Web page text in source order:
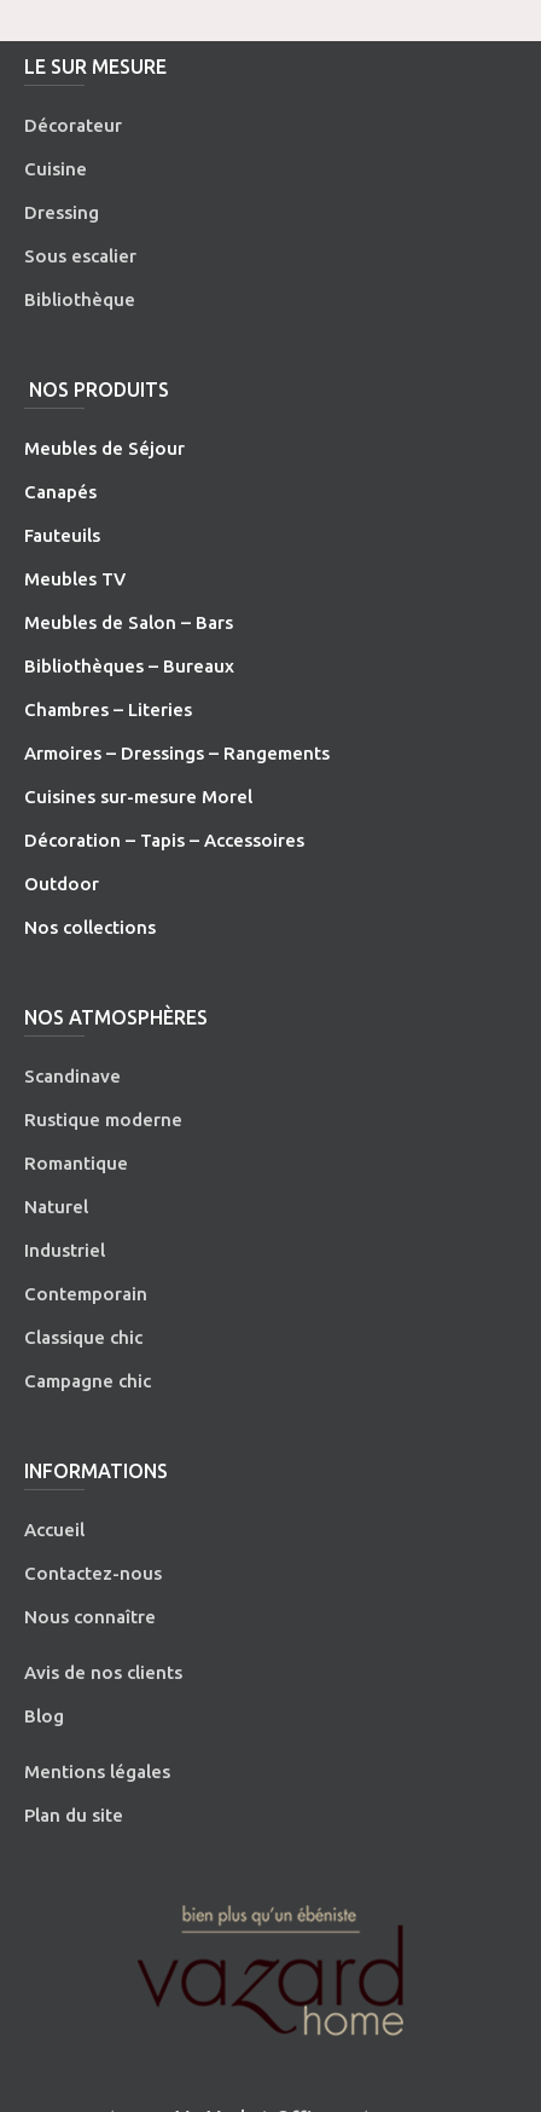
LE SUR MESURE
Décorateur
Cuisine
Dressing
Sous escalier
Bibliothèque
NOS PRODUITS
Meubles de Séjour
Canapés
Fauteuils
Meubles TV
Meubles de Salon – Bars
Bibliothèques – Bureaux
Chambres – Literies
Armoires – Dressings – Rangements
Cuisines sur-mesure Morel
Décoration – Tapis – Accessoires
Outdoor
Nos collections
NOS ATMOSPHÈRES
Scandinave
Rustique moderne
Romantique
Naturel
Industriel
Contemporain
Classique chic
Campagne chic
INFORMATIONS
Accueil
Contactez-nous
Nous connaître
Avis de nos clients
Blog
Mentions légales
Plan du site